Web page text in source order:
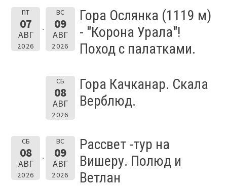
ПТ
07
АВГ
2026
ВС
09
АВГ
2026
Гора Ослянка (1119 м)
- "Корона Урала"!
Поход с палатками.
СБ
08
АВГ
2026
Гора Качканар. Скала
Верблюд.
СБ
08
АВГ
2026
ВС
09
АВГ
2026
Рассвет -тур на
Вишеру. Полюд и
Ветлан